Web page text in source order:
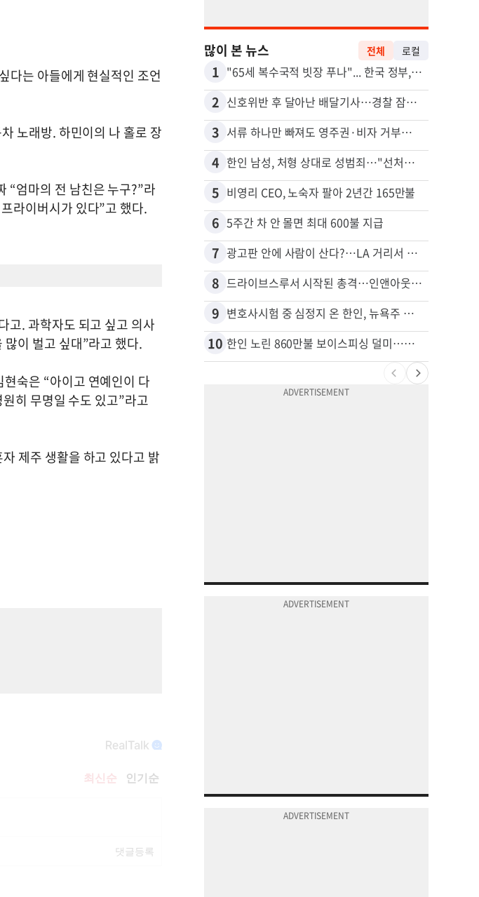
다는 아들에게 현실적인 조언
노래방. 하민이의 나 홀로 장
“엄마의 전 남친은 누구?”라
라이버시가 있다”고 했다.
고. 과학자도 되고 싶고 의사
이 벌고 싶대”라고 했다.
숙은 “아이고 연예인이 다
히 무명일 수도 있고”라고
제주 생활을 하고 있다고 밝
많이 본 뉴스 전체 로컬
1 "65세 복수국적 빗장 푸나"... 한국 정부, 연령 완화 전면 추진
2 신호위반 후 달아난 배달기사…경찰 잠복해 잡고보니 ‘반전’
3 서류 하나만 빠져도 영주권·비자 거부…심사관 재량권 대폭 확대
4 한인 남성, 처형 상대로 성범죄…"선처해줬더니 배신자 취급"
5 비영리 CEO, 노숙자 팔아 2년간 165만불
6 5주간 차 안 몰면 최대 600불 지급
7 광고판 안에 사람이 산다?…LA 거리서 화제
8 드라이브스루서 시작된 총격…인앤아웃 참사 영상 공개
9 변호사시험 중 심정지 온 한인, 뉴욕주 제소
10 한인 노린 860만불 보이스피싱 덜미…영사관·한국 검찰 사칭